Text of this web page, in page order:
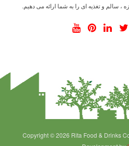
، سالم و تغذیه ای را به شما ارائه می دهیم.
Copyright © 2026 Rita Food & Drinks